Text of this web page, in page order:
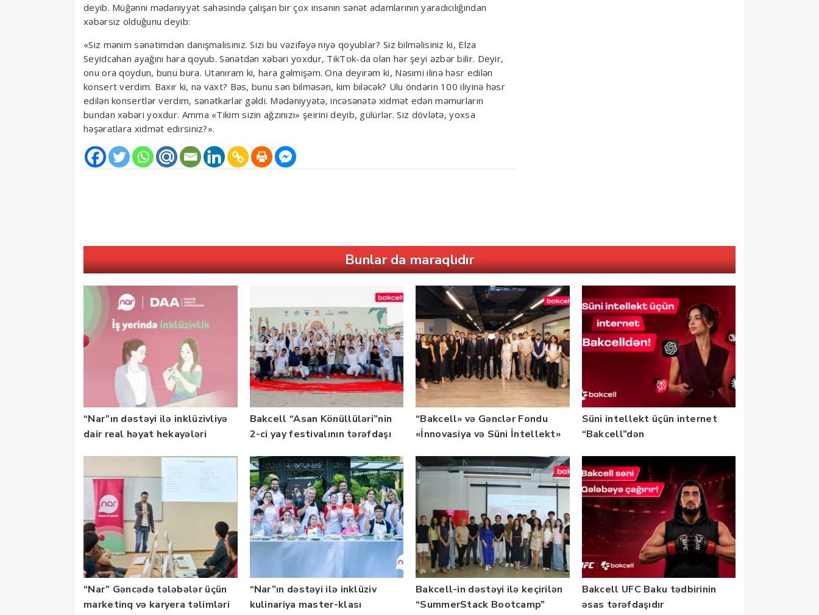
deyib. Müğənni mədəniyyət sahəsində çalışan bir çox insanın sənət adamlarının yaradıcılığından
xəbərsiz olduğunu deyib:
«Siz mənim sənətimdən danışmalısınız. Sizi bu vəzifəyə niyə qoyublar? Siz bilməlisiniz ki, Elza
Seyidcahan ayağını hara qoyub. Sənətdən xəbəri yoxdur, TikTok-da olan hər şeyi əzbər bilir. Deyir,
onu ora qoydun, bunu bura. Utanıram ki, hara gəlmişəm. Ona deyirəm ki, Nəsimi ilinə həsr edilən
konsert verdim. Baxır ki, nə vaxt? Bəs, bunu sən bilməsən, kim biləcək? Ulu öndərin 100 iliyinə həsr
edilən konsertlər verdim, sənətkarlar gəldi. Mədəniyyətə, incəsənətə xidmət edən məmurların
bundan xəbəri yoxdur. Amma «Tikim sizin ağzınızı» şeirini deyib, gülürlər. Siz dövlətə, yoxsa
həşəratlara xidmət edirsiniz?».
Bunlar da maraqlıdır
“Nar”ın dəstəyi ilə inklüzivliyə
dair real həyat hekayələri
Bakcell “Asan Könüllüləri”nin
2-ci yay festivalının tərəfdaşı
“Bakcell» və Gənclər Fondu
«İnnovasiya və Süni İntellekt»
qalibləri ilə görüş keçirib
Süni intellekt üçün internet
“Bakcell”dən
“Nar” Gəncədə tələbələr üçün
marketinq və karyera təlimləri
“Nar”ın dəstəyi ilə inklüziv
kulinariya master-klası
Bakcell-in dəstəyi ilə keçirilən
“SummerStack Bootcamp”
Bakcell UFC Baku tədbirinin
əsas tərəfdaşıdır